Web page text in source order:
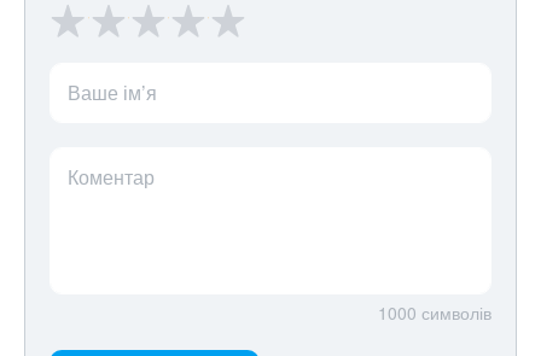
Ваше ім’я
Коментар
1000 символів